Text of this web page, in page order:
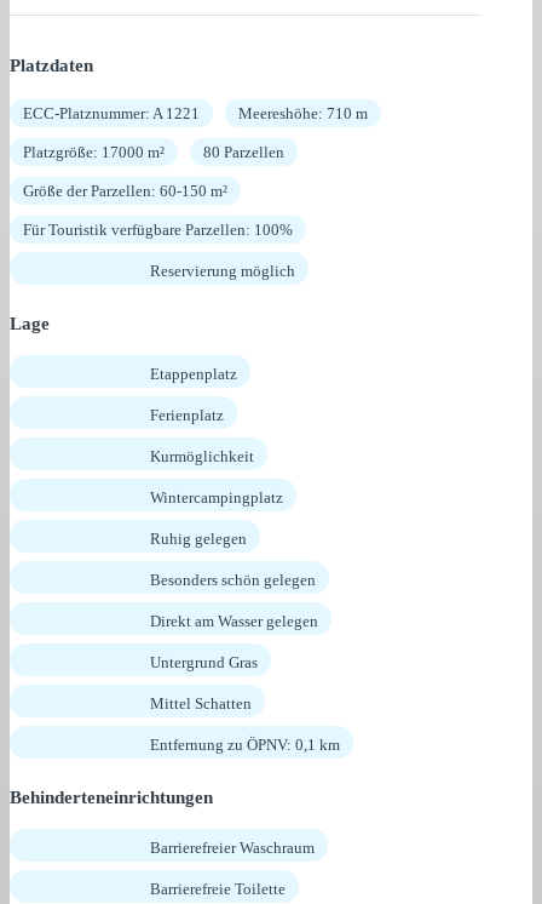
Platzdaten
ECC-Platznummer: A 1221 Meereshöhe: 710 m
Platzgröße: 17000 m² 80 Parzellen
Größe der Parzellen: 60-150 m²
Für Touristik verfügbare Parzellen: 100%
Reservierung möglich
Lage
Etappenplatz
Ferienplatz
Kurmöglichkeit
Wintercampingplatz
Ruhig gelegen
Besonders schön gelegen
Direkt am Wasser gelegen
Untergrund Gras
Mittel Schatten
Entfernung zu ÖPNV: 0,1 km
Behinderteneinrichtungen
Barrierefreier Waschraum
Barrierefreie Toilette